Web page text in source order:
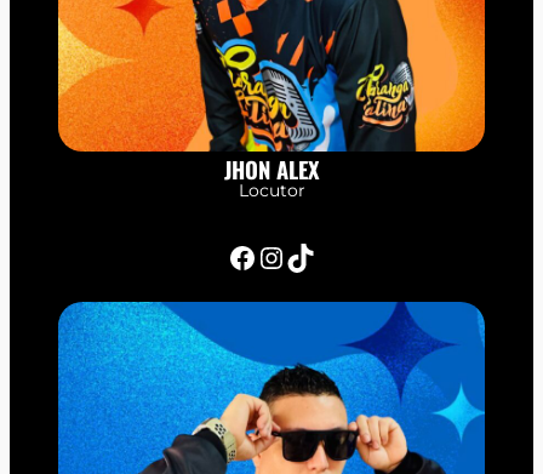
JHON ALEX
Locutor
Facebook InstagramTikTok